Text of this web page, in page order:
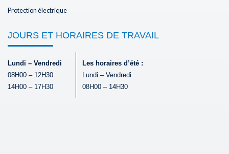
Protection électrique
JOURS ET HORAIRES DE TRAVAIL
Lundi – Vendredi
08H00 – 12H30
14H00 – 17H30
Les horaires d’été :
Lundi – Vendredi
08H00 – 14H30